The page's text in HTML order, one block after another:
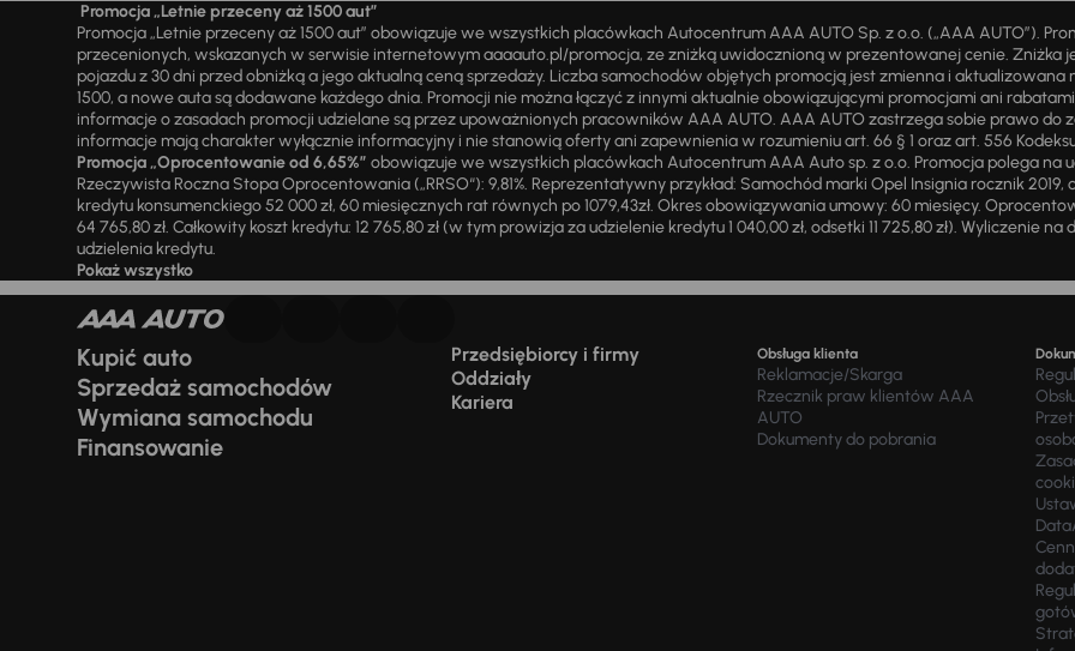
Promocja „Letnie przeceny aż 1500 aut”
Promocja „Letnie przeceny aż 1500 aut” obowiązuje we wszystkich placówkach Autocentrum AAA AUTO Sp. z o.o. („AAA AUTO”).
przecenionych, wskazanych w serwisie internetowym aaaauto.pl/promocja, ze zniżką uwidocznioną w prezentowanej cenie. Zniżka
pojazdu z 30 dni przed obniżką a jego aktualną ceną sprzedaży. Liczba samochodów objętych promocją jest zmienna i
1500, a nowe auta są dodawane każdego dnia. Promocji nie można łączyć z innymi aktualnie obowiązującymi promocjami ani
informacje o zasadach promocji udzielane są przez upoważnionych pracowników AAA AUTO. AAA AUTO zastrzega sobie prawo
informacje mają charakter wyłącznie informacyjny i nie stanowią oferty ani zapewnienia w rozumieniu art. 66 § 1 oraz art. 556
Promocja „Oprocentowanie od 6,65%” obowiązuje we wszystkich placówkach Autocentrum AAA Auto sp. z o.o. Promocja polega na
Rzeczywista Roczna Stopa Oprocentowania („RRSO“): 9,81%. Reprezentatywny przykład: Samochód marki Opel Insignia rocznik 2019,
kredytu konsumenckiego 52 000 zł, 60 miesięcznych rat równych po 1079,43zł. Okres obowiązywania umowy: 60 miesięcy.
64 765,80 zł. Całkowity koszt kredytu: 12 765,80 zł (w tym prowizja za udzielenie kredytu 1 040,00 zł, odsetki 11 725,80 zł). Wyliczenie
udzielenia kredytu.
Pokaż wszystko
Kupić auto
Sprzedaż samochodów
Wymiana samochodu
Finansowanie
Przedsiębiorcy i firmy
Oddziały
Kariera
Obsługa klienta
Reklamacje/Skarga
Rzecznik praw klientów AAA
AUTO
Dokumenty do pobrania